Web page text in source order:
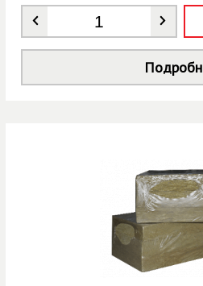
Количество